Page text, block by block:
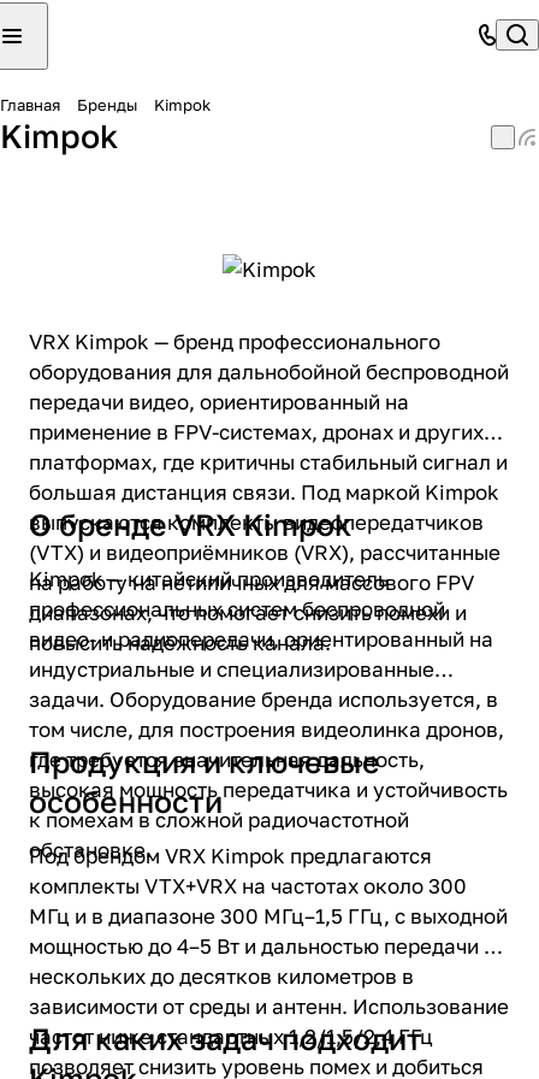
Главная Бренды Kimpok
Kimpok
VRX Kimpok — бренд профессионального
оборудования для дальнобойной беспроводной
передачи видео, ориентированный на
применение в FPV-системах, дронах и других
платформах, где критичны стабильный сигнал и
большая дистанция связи. Под маркой Kimpok
выпускаются комплекты видеопередатчиков
(VTX) и видеоприёмников (VRX), рассчитанные
на работу на нетипичных для массового FPV
диапазонах, что помогает снизить помехи и
повысить надёжность канала.
О бренде VRX Kimpok
Kimpok — китайский производитель
профессиональных систем беспроводной
видео- и радиопередачи, ориентированный на
индустриальные и специализированные
задачи. Оборудование бренда используется, в
том числе, для построения видеолинка дронов,
где требуется значительная дальность,
высокая мощность передатчика и устойчивость
к помехам в сложной радиочастотной
обстановке.
Продукция и ключевые
особенности
Под брендом VRX Kimpok предлагаются
комплекты VTX+VRX на частотах около 300
МГц и в диапазоне 300 МГц–1,5 ГГц, с выходной
мощностью до 4–5 Вт и дальностью передачи от
нескольких до десятков километров в
зависимости от среды и антенн. Использование
частот ниже стандартных 1,2/1,5/2,4 ГГц
позволяет снизить уровень помех и добиться
Для каких задач подходит